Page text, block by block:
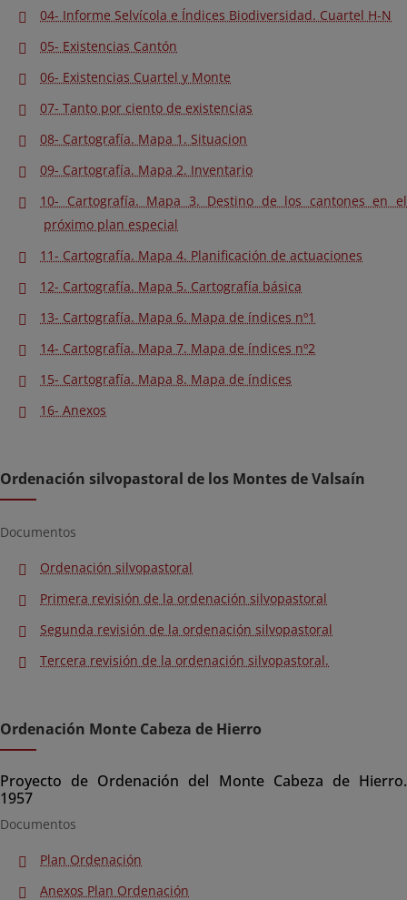
04- Informe Selvícola e Índices Biodiversidad. Cuartel H-N
05- Existencias Cantón
06- Existencias Cuartel y Monte
07- Tanto por ciento de existencias
08- Cartografía. Mapa 1. Situacion
09- Cartografía. Mapa 2. Inventario
10- Cartografía. Mapa 3. Destino de los cantones en el
próximo plan especial
11- Cartografía. Mapa 4. Planificación de actuaciones
12- Cartografía. Mapa 5. Cartografía básica
13- Cartografía. Mapa 6. Mapa de índices nº1
14- Cartografía. Mapa 7. Mapa de índices nº2
15- Cartografía. Mapa 8. Mapa de índices
16- Anexos
Ordenación silvopastoral de los Montes de Valsaín
Documentos
Ordenación silvopastoral
Primera revisión de la ordenación silvopastoral
Segunda revisión de la ordenación silvopastoral
Tercera revisión de la ordenación silvopastoral.
Ordenación Monte Cabeza de Hierro
Proyecto de Ordenación del Monte Cabeza de Hierro.
1957
Documentos
Plan Ordenación
Anexos Plan Ordenación